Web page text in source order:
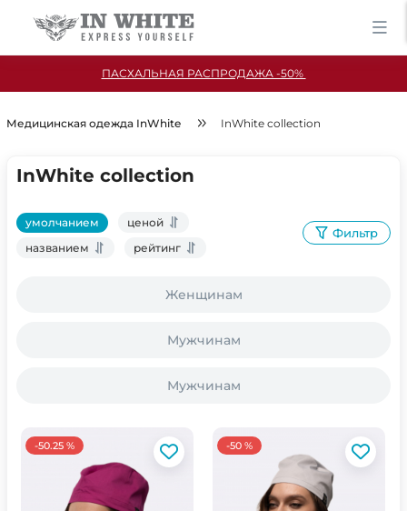
ПАСХАЛЬНАЯ РАСПРОДАЖА -50%
Медицинская одежда InWhite InWhite collection
InWhite collection
умолчанием
ценой
названием
рейтинг
Фильтр
Женщинам
Мужчинам
Мужчинам
-50.25 % -50 %